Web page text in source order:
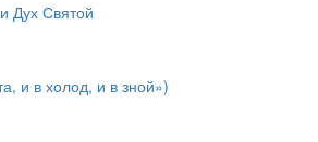
Дух Святой
и в холод, и в зной»)